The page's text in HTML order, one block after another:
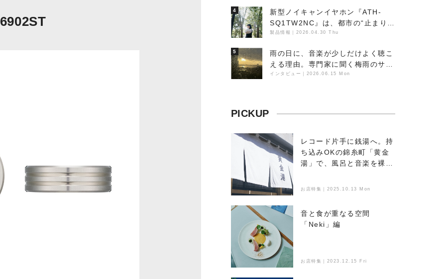
4
新型ノイキャンイヤホン『ATH-
SQ1TW2NC』は、都市の“止まり
木”になり得るーシンガーソングラ
製品情報 2026.04.30 Thu
5
雨の日に、音楽が少しだけよく聴こ
える理由。専門家に聞く梅雨のサウ
ンドスケープ
インタビュー 2026.06.15 Mon
PICKUP
レコード片手に銭湯へ。持
ち込みOKの錦糸町「黄金
湯」で、風呂と音楽を裸で
お店特集｜2025.10.13 Mon
音と食が重なる空間
「Neki」編
お店特集｜2023.12.15 Fri